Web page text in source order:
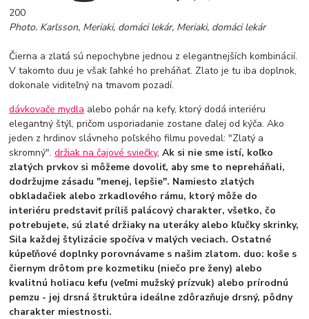
200
Photo. Karlsson, Meriaki, domáci lekár, Meriaki, domáci lekár
Čierna a zlatá sú nepochybne jednou z elegantnejších kombinácií.
V takomto duu je však ľahké ho preháňať. Zlato je tu iba doplnok,
dokonale viditeľný na tmavom pozadí.
dávkovače mydla alebo pohár na kefy, ktorý dodá interiéru
elegantný štýl, pričom usporiadanie zostane ďalej od kýča. Ako
jeden z hrdinov slávneho poľského filmu povedal: "Zlatý a
skromný".držiak na čajové sviečky,Ak si nie sme istí, koľko
zlatých prvkov si môžeme dovoliť, aby sme to nepreháňali,
dodržujme zásadu "menej, lepšie". Namiesto zlatých
obkladačiek alebo zrkadlového rámu, ktorý môže do
interiéru predstaviť príliš palácový charakter, všetko, čo
potrebujete, sú zlaté držiaky na uteráky alebo kľučky skrinky,
Sila každej štylizácie spočíva v malých veciach. Ostatné
kúpeľňové doplnky porovnávame s našim zlatom. duo: koše s
čiernym drôtom pre kozmetiku (niečo pre ženy) alebo
kvalitnú holiacu kefu (veľmi mužský prízvuk) alebo prírodnú
pemzu - jej drsná štruktúra ideálne zdôrazňuje drsný, pôdny
charakter miestnosti.